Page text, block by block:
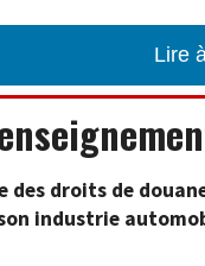
Lire
des droits de
industrie